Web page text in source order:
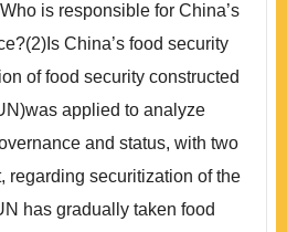
is responsible for China’s
China’s food security
of food security constructed
applied to analyze
and status, with two
regarding securitization of the
has gradually taken food